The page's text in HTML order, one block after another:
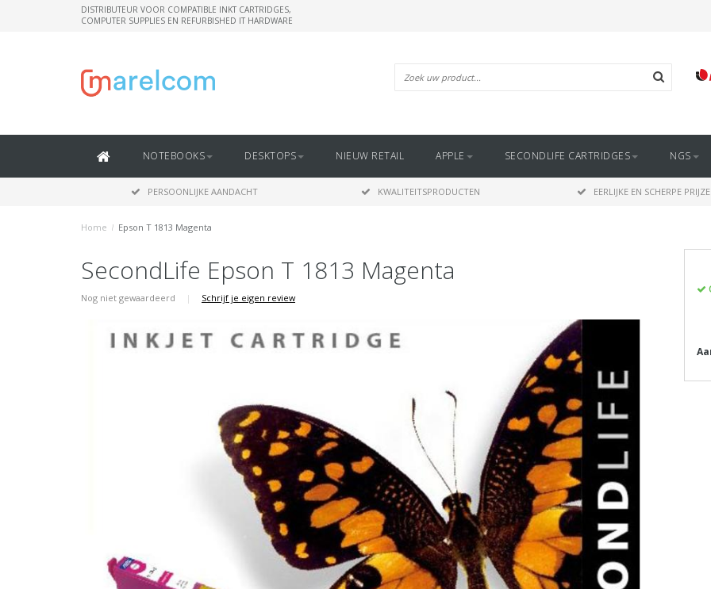
DISTRIBUTEUR VOOR COMPATIBLE INKT CARTRIDGES,
COMPUTER SUPPLIES EN REFURBISHED IT HARDWARE
NOTEBOOKS DESKTOPS NIEUW RETAIL APPLE SECONDLIFE CARTRIDGES NGS
PERSOONLIJKE AANDACHT KWALITEITSPRODUCTEN EERLIJKE EN SCHERPE
Home / Epson T 1813 Magenta
SecondLife Epson T 1813 Magenta
Nog niet gewaardeerd | Schrijf je eigen review